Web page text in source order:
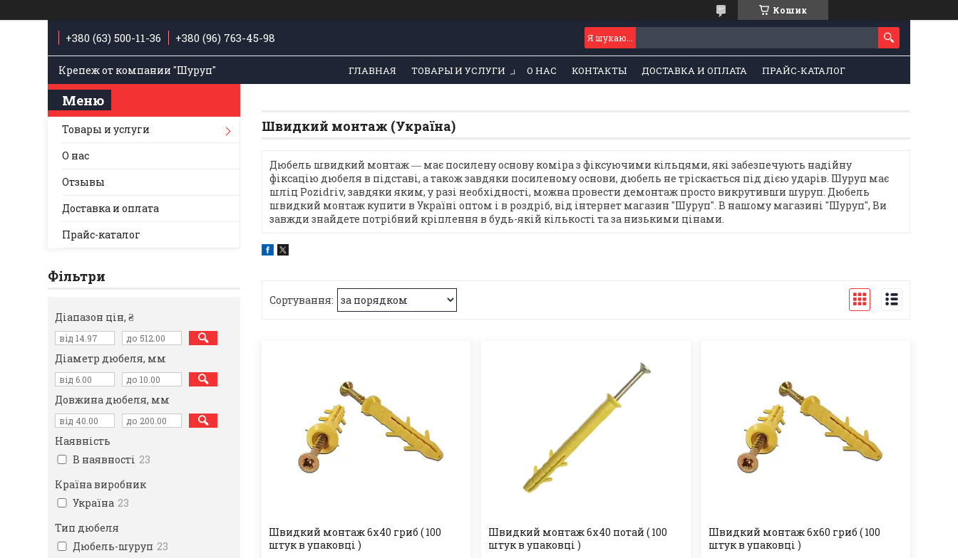
Кошик
+380 (63) 500-11-36 +380 (96) 763-45-98
Крепеж от компании "Шуруп" ГЛАВНАЯ ТОВАРЫ И УСЛУГИ О НАС КОНТАКТЫ ДОСТАВКА И ОПЛАТА ПРАЙС-КАТАЛОГ
Швидкий монтаж (Україна)
Дюбель швидкий монтаж ― має посилену основу коміра з фіксуючими кільцями, які забезпечують надійну
фіксацію дюбеля в підставі, а також завдяки посиленому основи, дюбель не тріскається під дією ударів. Шуруп має
шліц Pozidriv, завдяки яким, у разі необхідності, можна провести демонтаж просто викрутивши шуруп. Дюбель
швидкий монтаж купити в Україні оптом і в роздріб, від інтернет магазин "Шуруп". В нашому магазині "Шуруп", Ви
завжди знайдете потрібний кріплення в будь-якій кількості та за низькими цінами.
Швидкий монтаж 6х40 гриб ( 100
штук в упаковці )
Швидкий монтаж 6х40 потай ( 100
штук в упаковці )
Швидкий монтаж 6х60 гриб ( 100
штук в упаковці )
Товары и услуги
О нас
Отзывы
Доставка и оплата
Прайс-каталог
Фільтри
Діапазон цін, ₴
Діаметр дюбеля, мм
Довжина дюбеля, мм
Наявність
В наявності 23
Країна виробник
Україна 23
Тип дюбеля
Дюбель-шуруп 23